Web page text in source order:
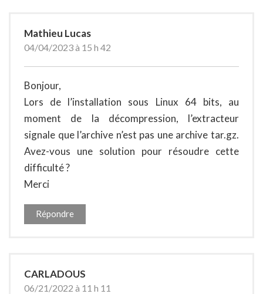
Mathieu Lucas
04/04/2023 à 15 h 42
Bonjour,
Lors de l’installation sous Linux 64 bits, au
moment de la décompression, l’extracteur
signale que l’archive n’est pas une archive tar.gz.
Avez-vous une solution pour résoudre cette
difficulté ?
Merci
Répondre
CARLADOUS
06/21/2022 à 11 h 11